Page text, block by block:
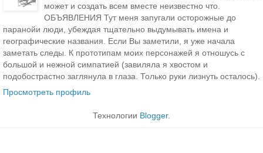
может и создать всем вместе неизвестно что.
ОБЪЯВЛЕНИЯ Тут меня запугали осторожные до
паранойи люди, убеждая тщательно выдумывать имена и
географические названия. Если Вы заметили, я уже начала
заметать следы. К прототипам моих персонажей я отношусь с
большой и нежной симпатией (завиляла я хвостом и
подобострастно заглянула в глаза. Только руки лизнуть осталось).
Просмотреть профиль
Технологии Blogger.